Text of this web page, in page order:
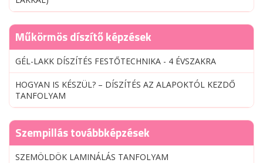
Műkörmös díszítő képzések
GÉL-LAKK DÍSZÍTÉS FESTŐTECHNIKA - 4 ÉVSZAKRA
HOGYAN IS KÉSZÜL? – DÍSZÍTÉS AZ ALAPOKTÓL KEZDŐ
TANFOLYAM
Szempillás továbbképzések
SZEMÖLDÖK LAMINÁLÁS TANFOLYAM